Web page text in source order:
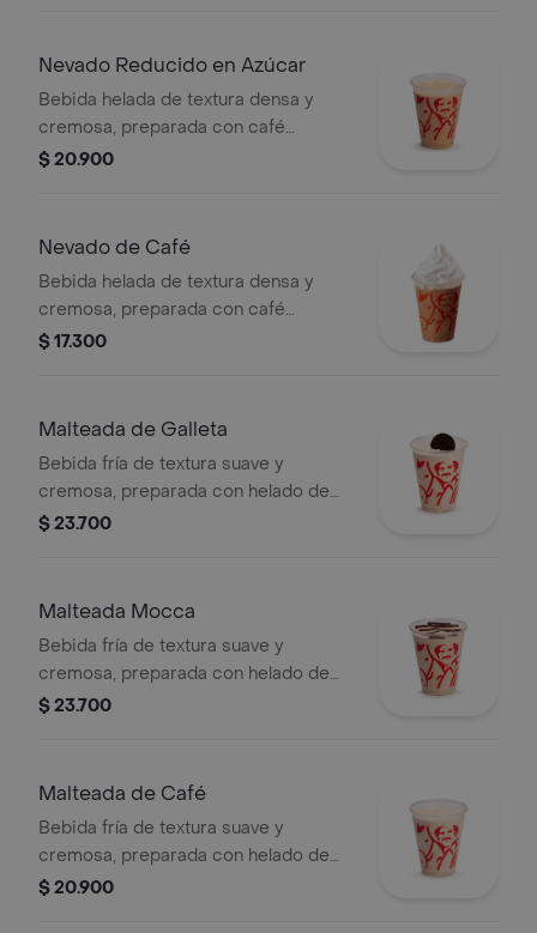
Nevado Reducido en Azúcar
Bebida helada de textura densa y
cremosa, preparada con café
espresso, mezcla láctea reducida en
$ 20.900
Nevado de Café
Bebida helada de textura densa y
cremosa, preparada con café
espresso, mezcla láctea, hielo y
$ 17.300
Malteada de Galleta
Bebida fría de textura suave y
cremosa, preparada con helado de
café, leche y galleta oreo.
$ 23.700
Malteada Mocca
Bebida fría de textura suave y
cremosa, preparada con helado de
café, leche y chocolate.
$ 23.700
Malteada de Café
Bebida fría de textura suave y
cremosa, preparada con helado de
café y leche.
$ 20.900